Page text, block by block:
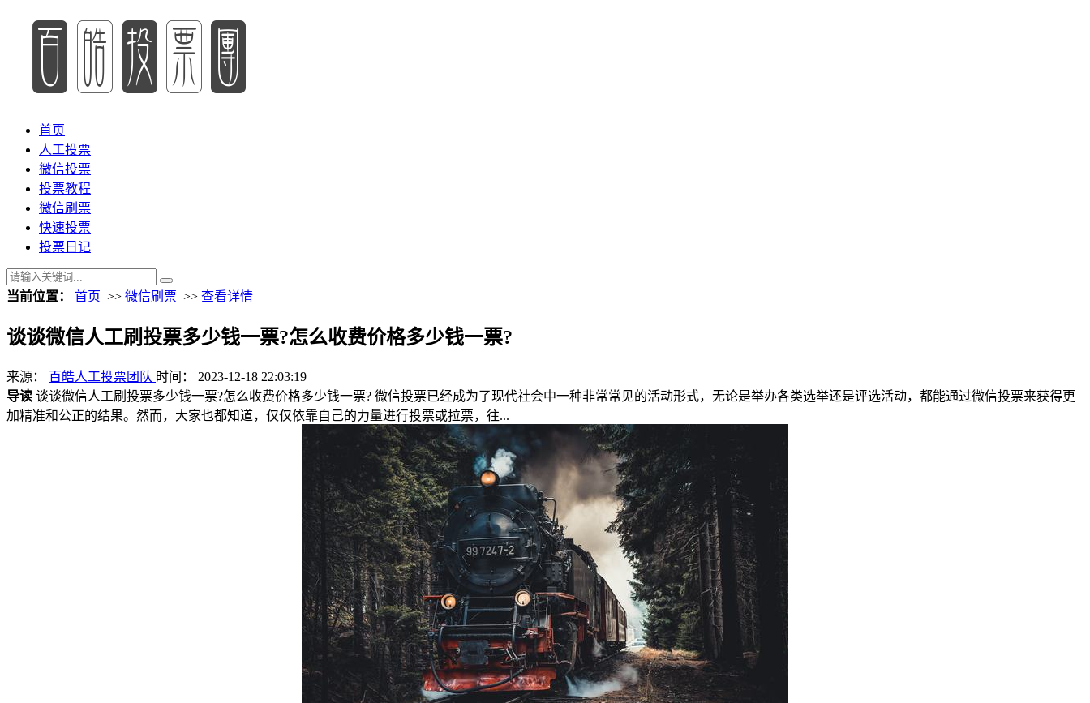
首页
人工投票
微信投票
投票教程
微信刷票
快速投票
投票日记
当前位置： 首页 >> 微信刷票 >> 查看详情
谈谈微信人工刷投票多少钱一票?怎么收费价格多少钱一票?
来源： 百皓人工投票团队 时间： 2023-12-18 22:03:19
导读 谈谈微信人工刷投票多少钱一票?怎么收费价格多少钱一票? 微信投票已经成为了现代社会中一种非常常见的活动形式，无论是举办各类选举还是评选活动，都能通过微信投票来获得更
加精准和公正的结果。然而，大家也都知道，仅仅依靠自己的力量进行投票或拉票，往...